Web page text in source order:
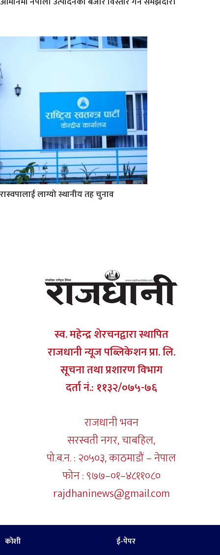
रास्वपालाई लाग्यो स्थानीय तह चुनाव
स्व. महेन्द्र शेरचनद्वारा स्थापित
राजधानी न्यूज पब्लिकेशन प्रा. लि.
सूचना तथा प्रशारण विभाग
दर्ता नं.: ११३२/०७५-७६
राजधानी भवन
सरस्वती नगर, चाबहिल,
पो.ब.न. : २०५०३, काठमाडौं – नेपाल
फोन : ९७७–०१–४८११०८०
rajdhaninews@gmail.com
कोशी
ई-पेपर